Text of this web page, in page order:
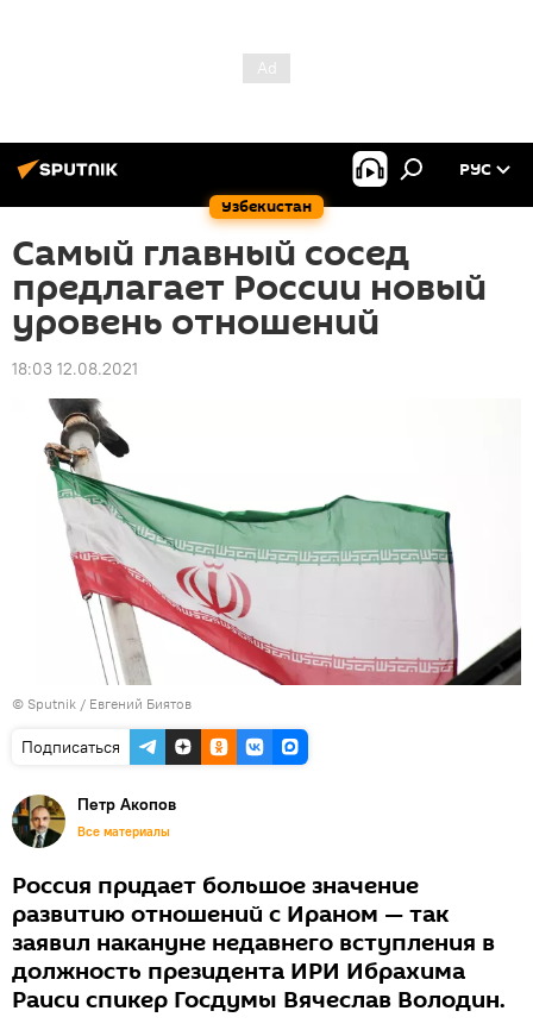
Узбекистан
РУС
Самый главный сосед
предлагает России новый
уровень отношений
18:03 12.08.2021
© Sputnik / Евгений Биятов
Подписаться
Петр Акопов
Все материалы
Россия придает большое значение
развитию отношений с Ираном — так
заявил накануне недавнего вступления в
должность президента ИРИ Ибрахима
Раиси спикер Госдумы Вячеслав Володин.